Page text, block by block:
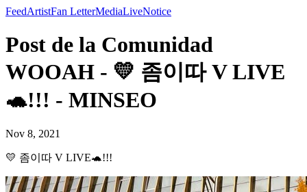
FeedArtistFan LetterMediaLiveNotice
Post de la Comunidad
WOOAH - 💛 좀이따 V LIVE
🐢!!! - MINSEO
Nov 8, 2021
💛 좀이따 V LIVE🐢!!!